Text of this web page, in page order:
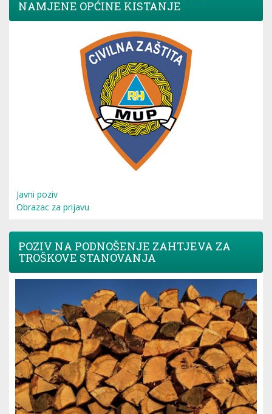
NAMJENE OPĆINE KISTANJE
Javni poziv
Obrazac za prijavu
POZIV NA PODNOŠENJE ZAHTJEVA ZA
TROŠKOVE STANOVANJA